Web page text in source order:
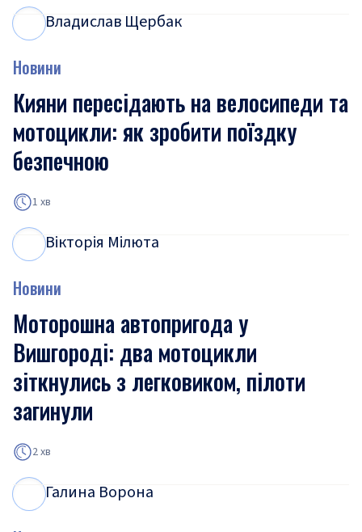
Владислав Щербак
Новини
Кияни пересідають на велосипеди та
мотоцикли: як зробити поїздку
безпечною
1 хв
Вікторія Мілюта
Новини
Моторошна автопригода у
Вишгороді: два мотоцикли
зіткнулись з легковиком, пілоти
загинули
2 хв
Галина Ворона